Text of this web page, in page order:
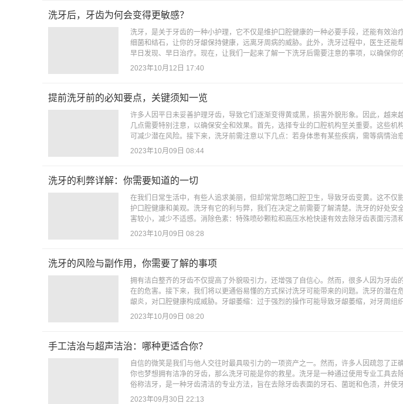
洗牙后，牙齿为何会变得更敏感？
洗牙，是关于牙齿的一种小护理，它不仅是维护口腔健康的一种必要手段，还能有效
细菌和结石，让你的牙龈保持健康，远离牙周病的威胁。此外，洗牙过程中，医生还
早日发现、早日治疗。现在，让我们一起来了解一下洗牙后需要注意的事项，以确保你
2023年10月12日 17:40
提前洗牙前的必知要点，关键须知一览
许多人因平日未妥善护理牙齿，导致它们逐渐变得黄或黑，损害外貌形象。因此，越
几点需要特别注意，以确保安全和效果。首先，选择专业的口腔机构至关重要。这些机
可减少潜在风险。接下来，洗牙前需注意以下几点：若身体患有某些疾病，需等病情治
2023年10月09日 08:44
洗牙的利弊详解：你需要知道的一切
在我们日常生活中，有些人追求美丽，但却常常忽略口腔卫生，导致牙齿变黄。这不
护口腔健康和美观。洗牙有它的利与弊，我们在决定之前需要了解清楚。洗牙的好处
害较小，减少不适感。消除色素：特殊喷砂颗粒和高压水枪快速有效去除牙齿表面污渍
2023年10月09日 08:28
洗牙的风险与副作用，你需要了解的事项
拥有洁白整齐的牙齿不仅提高了外貌吸引力，还增强了自信心。然而，很多人因为牙
在的危害。接下来，我们将以更通俗易懂的方式探讨洗牙可能带来的问题。洗牙的潜
龈炎，对口腔健康构成威胁。牙龈萎缩：过于强烈的操作可能导致牙龈萎缩，对牙周组
2023年10月09日 08:20
手工洁治与超声洁治：哪种更适合你？
自信的微笑是我们与他人交往时最具吸引力的一项资产之一。然而，许多人因疏忽了
你也梦想拥有洁净的牙齿，那么洗牙可能是你的救星。洗牙是一种通过使用专业工具去
俗称洁牙，是一种牙齿清洁的专业方法，旨在去除牙齿表面的牙石、菌斑和色渍，并使
2023年09月30日 22:13